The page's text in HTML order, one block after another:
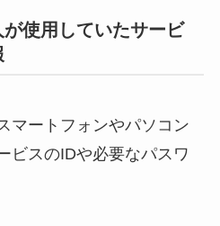
使用していたサービ
マートフォンやパソコン
ビスのIDや必要なパスワ